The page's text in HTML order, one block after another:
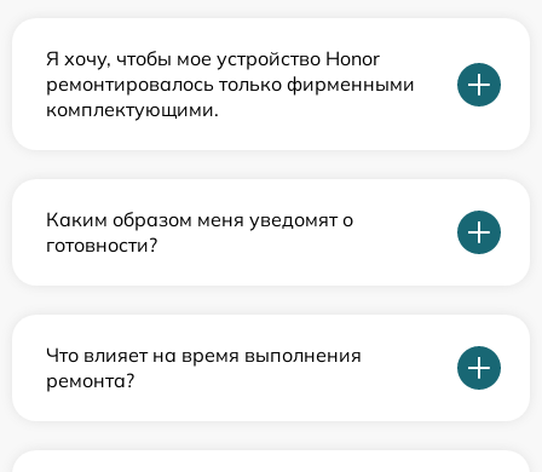
Я хочу, чтобы мое устройство Honor
ремонтировалось только фирменными
комплектующими.
Каким образом меня уведомят о
готовности?
Что влияет на время выполнения
ремонта?